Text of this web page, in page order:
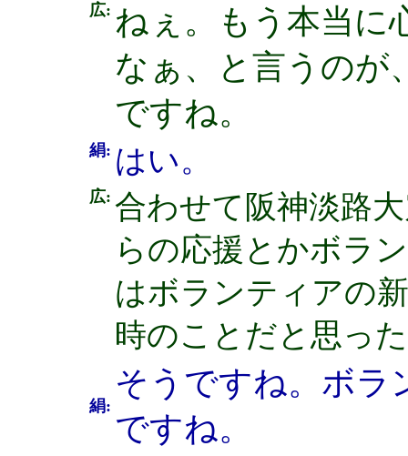
広: ねぇ。もう本当に
なぁ、と言うのが
ですね。
絹: はい。
広: 合わせて阪神淡路
らの応援とかボラ
はボランティアの
時のことだと思っ
絹:
そうですね。ボラ
ですね。